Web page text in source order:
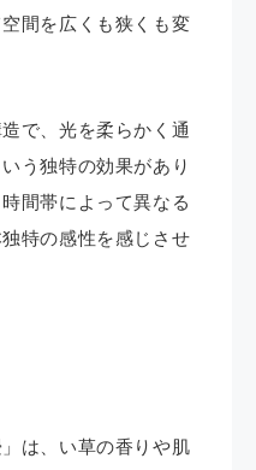
間を広くも狭くも変
で、光を柔らかく通
う独特の効果があり
間帯によって異なる
特の感性を感じさせ
は、い草の香りや肌